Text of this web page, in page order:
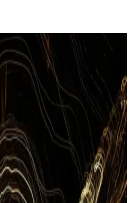
ve Fiyat
Marka mı Yoksa
fiyatlarıyla öne çıkarken,
sorunlar markanın algısını
ve Giyilebilir Teknolojiler:
Analizi
teknolojilerdeki güncel durumu,
hakkında detaylı bilgiler içerir.
Hizmetleri: Garanti,
Rehberi